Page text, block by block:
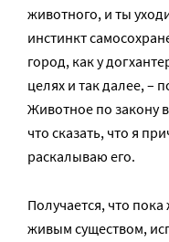
животного, и ты
инстинкт
город, как у
целях и так далее, –
Животное по закону
что сказать, что я
раскалываю его.
Получается, что
живым существом,